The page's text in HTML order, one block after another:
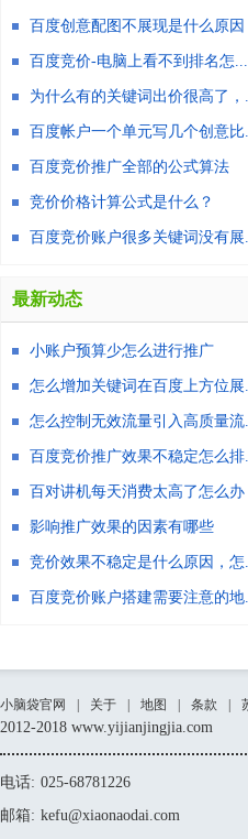
百度创意配图不展现是什么原因
百度竞价-电脑上看不到排名怎...
为什么有的关键词出价很高了，
百度帐户一个单元写几个创意比
百度竞价推广全部的公式算法
竞价价格计算公式是什么？
百度竞价账户很多关键词没有展
最新动态
小账户预算少怎么进行推广
怎么增加关键词在百度上方位展
怎么控制无效流量引入高质量流
百度竞价推广效果不稳定怎么排
百对讲机每天消费太高了怎么办
影响推广效果的因素有哪些
竞价效果不稳定是什么原因，怎
百度竞价账户搭建需要注意的地
小脑袋官网 关于 地图 条款
2012-2018 www.yijianjingjia.com
电话: 025-68781226
邮箱: kefu@xiaonaodai.com